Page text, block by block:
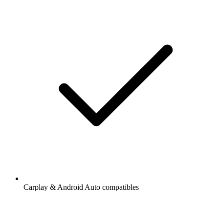
Carplay & Android Auto compatibles